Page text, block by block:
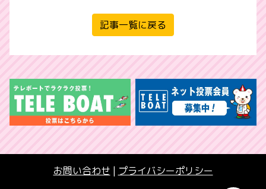
記事一覧に戻る
お問い合わせ | プライバシーポリシー